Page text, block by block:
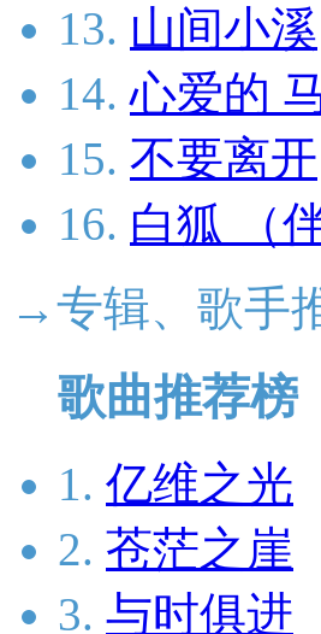
13. 山间小溪
14. 心爱的
15. 不要离开
16. 白狐 （
→专辑、歌手
歌曲推荐榜
1. 亿维之光
2. 苍茫之崖
3. 与时俱进